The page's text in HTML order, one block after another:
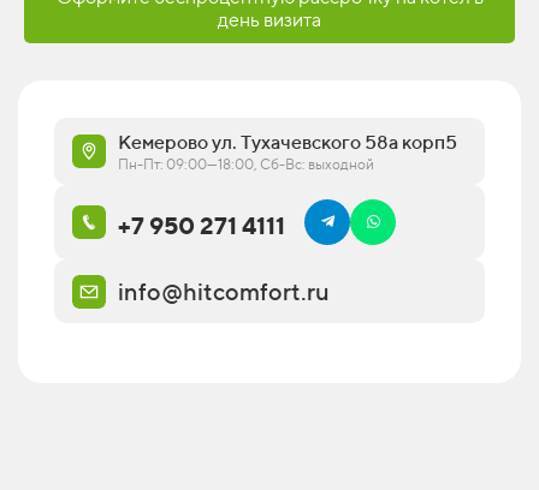
день визита
Кемерово ул. Тухачевского 58а корп5
Пн-Пт: 09:00—18:00, Сб-Вс: выходной
+7 950 271 4111
info@hitcomfort.ru